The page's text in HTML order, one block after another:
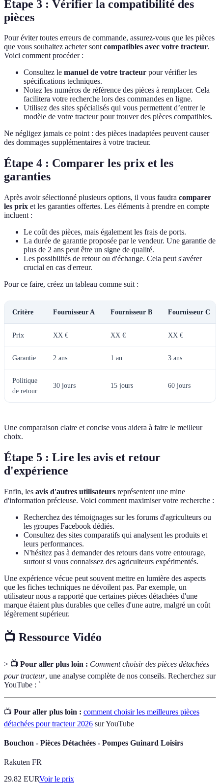
Étape 3 : Vérifier la compatibilité des
pièces
Pour éviter toutes erreurs de commande, assurez-vous que les pièces
que vous souhaitez acheter sontcompatibles avec votre tracteur.
Voici comment procéder :
Consultez le manuel de votre tracteur pour vérifier les
spécifications techniques.
Notez les numéros de référence des pièces à remplacer. Cela
facilitera votre recherche lors des commandes en ligne.
Utilisez des sites spécialisés qui vous permettent d’entrer le
modèle de votre tracteur pour trouver des pièces compatibles.
Ne négligez jamais ce point : des pièces inadaptées peuvent causer
des dommages supplémentaires à votre tracteur.
Étape 4 : Comparer les prix et les
garanties
Après avoir sélectionné plusieurs options, il vous faudra comparer
les prix et les garanties offertes. Les éléments à prendre en compte
incluent :
Le coût des pièces, mais également les frais de ports.
La durée de garantie proposée par le vendeur. Une garantie de
plus de 2 ans peut être un signe de qualité.
Les possibilités de retour ou d'échange. Cela peut s'avérer
crucial en cas d'erreur.
Pour ce faire, créez un tableau comme suit :
Critère Fournisseur A Fournisseur B Fournisseur C
Prix XX € XX € XX €
Garantie 2 ans 1 an 3 ans
Politique
de retour
30 jours 15 jours 60 jours
Une comparaison claire et concise vous aidera à faire le meilleur
choix.
Étape 5 : Lire les avis et retour
d'expérience
Enfin, les avis d'autres utilisateurs représentent une mine
d'information précieuse. Voici comment maximiser votre recherche :
Recherchez des témoignages sur les forums d'agriculteurs ou
les groupes Facebook dédiés.
Consultez des sites comparatifs qui analysent les produits et
leurs performances.
N'hésitez pas à demander des retours dans votre entourage,
surtout si vous connaissez des agriculteurs expérimentés.
Une expérience vécue peut souvent mettre en lumière des aspects
que les fiches techniques ne dévoilent pas. Par exemple, un
utilisateur nous a rapporté que certaines pièces détachées d'une
marque étaient plus durables que celles d'une autre, malgré un coût
légèrement supérieur.
📺 Ressource Vidéo
> 📺 Pour aller plus loin : Comment choisir des pièces détachées
pour tracteur, une analyse complète de nos conseils. Recherchez sur
YouTube : `
📺 Pour aller plus loin : comment choisir les meilleures pièces
détachées pour tracteur 2026 sur YouTube
Bouchon - Pièces Détachées - Pompes Guinard Loisirs
Rakuten FR
29.82 EURVoir le prix